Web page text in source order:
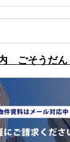
ごそうだん